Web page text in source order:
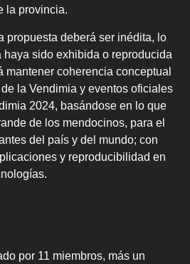
la provincia.
propuesta deberá ser inédita, lo
sido exhibida o reproducida
mantener coherencia conceptual
la Vendimia y eventos oficiales
2024, basándose en lo que
de los mendocinos, para el
del país y del mundo; con
y reproducibilidad en
por 11 miembros, más un